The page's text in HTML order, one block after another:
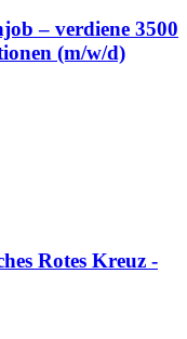
– verdiene 3500
(m/w/d)
Rotes Kreuz -